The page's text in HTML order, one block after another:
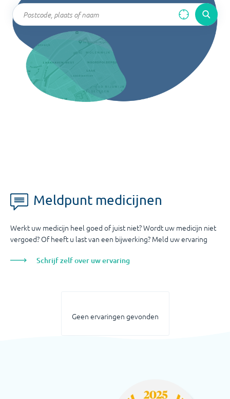
Meldpunt medicijnen
Werkt uw medicijn heel goed of juist niet? Wordt uw medicijn niet
vergoed? Of heeft u last van een bijwerking? Meld uw ervaring
Schrijf zelf over uw ervaring
Geen ervaringen gevonden